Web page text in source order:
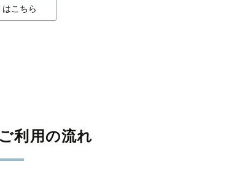
こちら
利用の流れ